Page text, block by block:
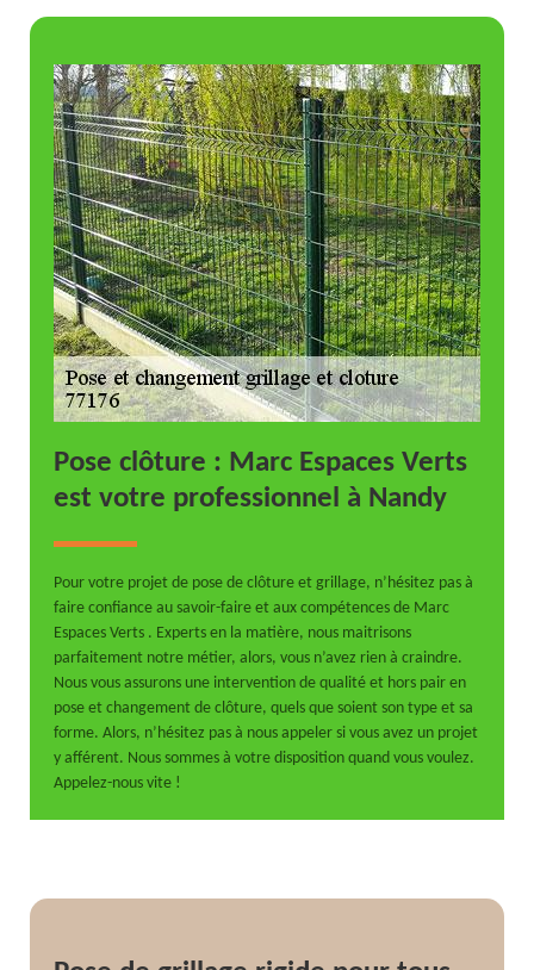
Pose clôture : Marc Espaces Verts
est votre professionnel à Nandy
Pour votre projet de pose de clôture et grillage, n’hésitez pas à
faire confiance au savoir-faire et aux compétences de Marc
Espaces Verts . Experts en la matière, nous maitrisons
parfaitement notre métier, alors, vous n’avez rien à craindre.
Nous vous assurons une intervention de qualité et hors pair en
pose et changement de clôture, quels que soient son type et sa
forme. Alors, n’hésitez pas à nous appeler si vous avez un projet
y afférent. Nous sommes à votre disposition quand vous voulez.
Appelez-nous vite !